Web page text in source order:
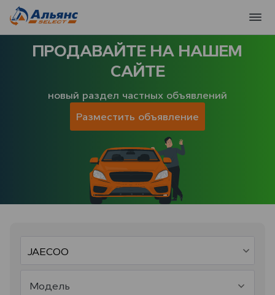
ПРОДАВАЙТЕ НА НАШЕМ
САЙТЕ
новый раздел частных объявлений
Разместить объявление
Модель